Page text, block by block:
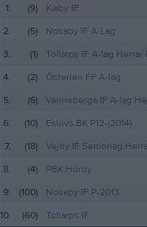
1. (9)
Kiaby IF
2.
(5)
Nosaby IF A-Lag
3.
(1)
Tollarps IF A-lag Herrar
4.
(2)
Österlen FF A-lag
5.
(6)
Vanneberga IF A-lag
6.
(10)
Eslövs BK P12-(2014)
7.
(18)
Vejby IF Seniorlag
8.
(4)
PBK Hörby
9.
(100)
Nosaby IF P-2013
10.
(60) Tollarps IF